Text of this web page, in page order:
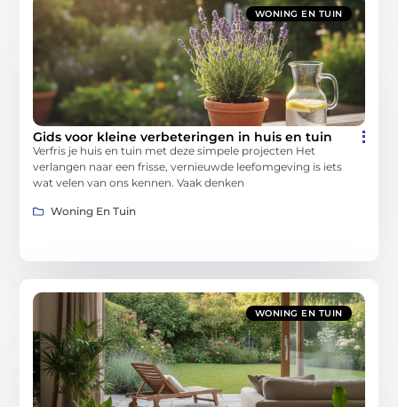
WONING EN TUIN
Gids voor kleine verbeteringen in huis en tuin
Verfris je huis en tuin met deze simpele projecten Het
verlangen naar een frisse, vernieuwde leefomgeving is iets
wat velen van ons kennen. Vaak denken
Woning En Tuin
WONING EN TUIN